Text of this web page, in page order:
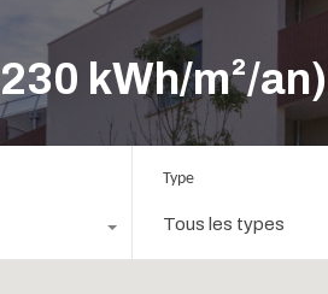
kWh/m²/an)
Type
Tous les types